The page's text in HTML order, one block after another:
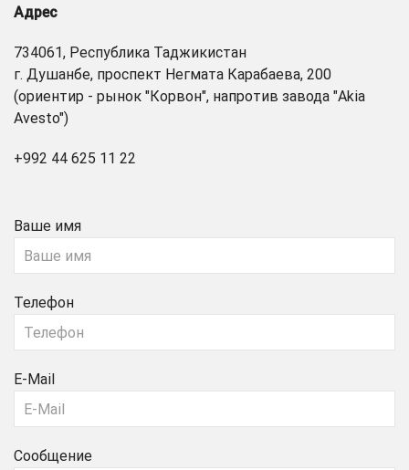
Адрес
734061, Республика Таджикистан
г. Душанбе, проспект Негмата Карабаева, 200
(ориентир - рынок "Корвон", напротив завода "Akia
Avesto")
+992 44 625 11 22
Ваше имя
Телефон
E-Mail
Сообщение